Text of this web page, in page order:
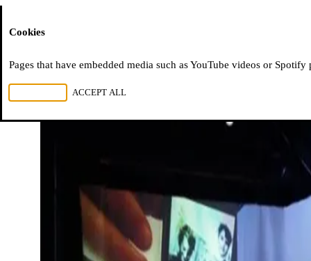
Cookies
Pages that have embedded media such as YouTube videos or
ACCEPT ALL